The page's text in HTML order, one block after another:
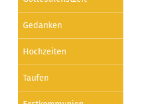
Gedanken
Hochzeiten
Taufen